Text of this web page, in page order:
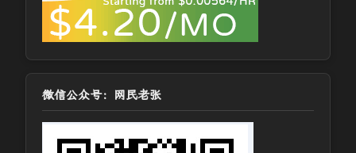
微信公众号：网民老张